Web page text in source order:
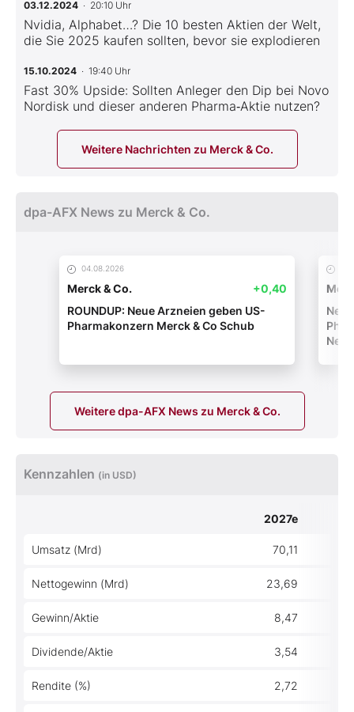
03.12.2024 · 20:10 Uhr
Nvidia, Alphabet…? Die 10 besten Aktien der Welt,
die Sie 2025 kaufen sollten, bevor sie explodieren
15.10.2024 · 19:40 Uhr
Fast 30% Upside: Sollten Anleger den Dip bei Novo
Nordisk und dieser anderen Pharma‑Aktie nutzen?
Weitere Nachrichten zu Merck & Co.
dpa-AFX News zu Merck & Co.
04.08.2026
Merck & Co.
+0,40
ROUNDUP: Neue Arzneien geben US-
Pharmakonzern Merck & Co Schub
Weitere dpa-AFX News zu Merck & Co.
Kennzahlen (in USD)
2027e
Umsatz (Mrd) 70,11
Nettogewinn (Mrd) 23,69
Gewinn/Aktie 8,47
Dividende/Aktie 3,54
Rendite (%) 2,72